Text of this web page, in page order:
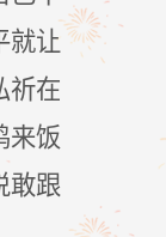
就让
祈在
来饭
敢跟